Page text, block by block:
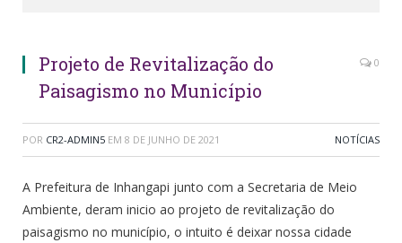
Projeto de Revitalização do
Paisagismo no Município
0
POR CR2-ADMIN5 EM 8 DE JUNHO DE 2021 NOTÍCIAS
A Prefeitura de Inhangapi junto com a Secretaria de Meio
Ambiente, deram inicio ao projeto de revitalização do
paisagismo no município, o intuito é deixar nossa cidade